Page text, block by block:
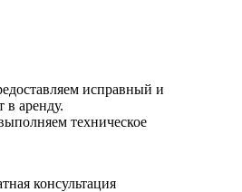
исправный и
в аренду.
техническое
консультация